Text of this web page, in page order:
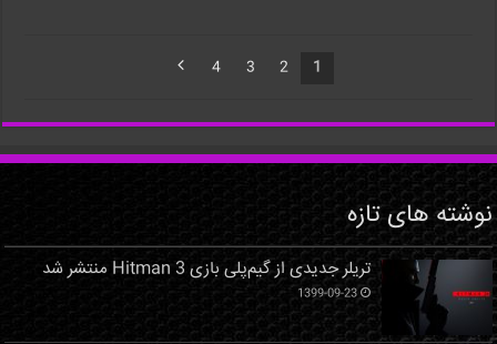
1
2
3
4
نوشته های تازه
تریلر جدیدی از گیم‌پلی بازی Hitman 3 منتشر شد
1399-09-23